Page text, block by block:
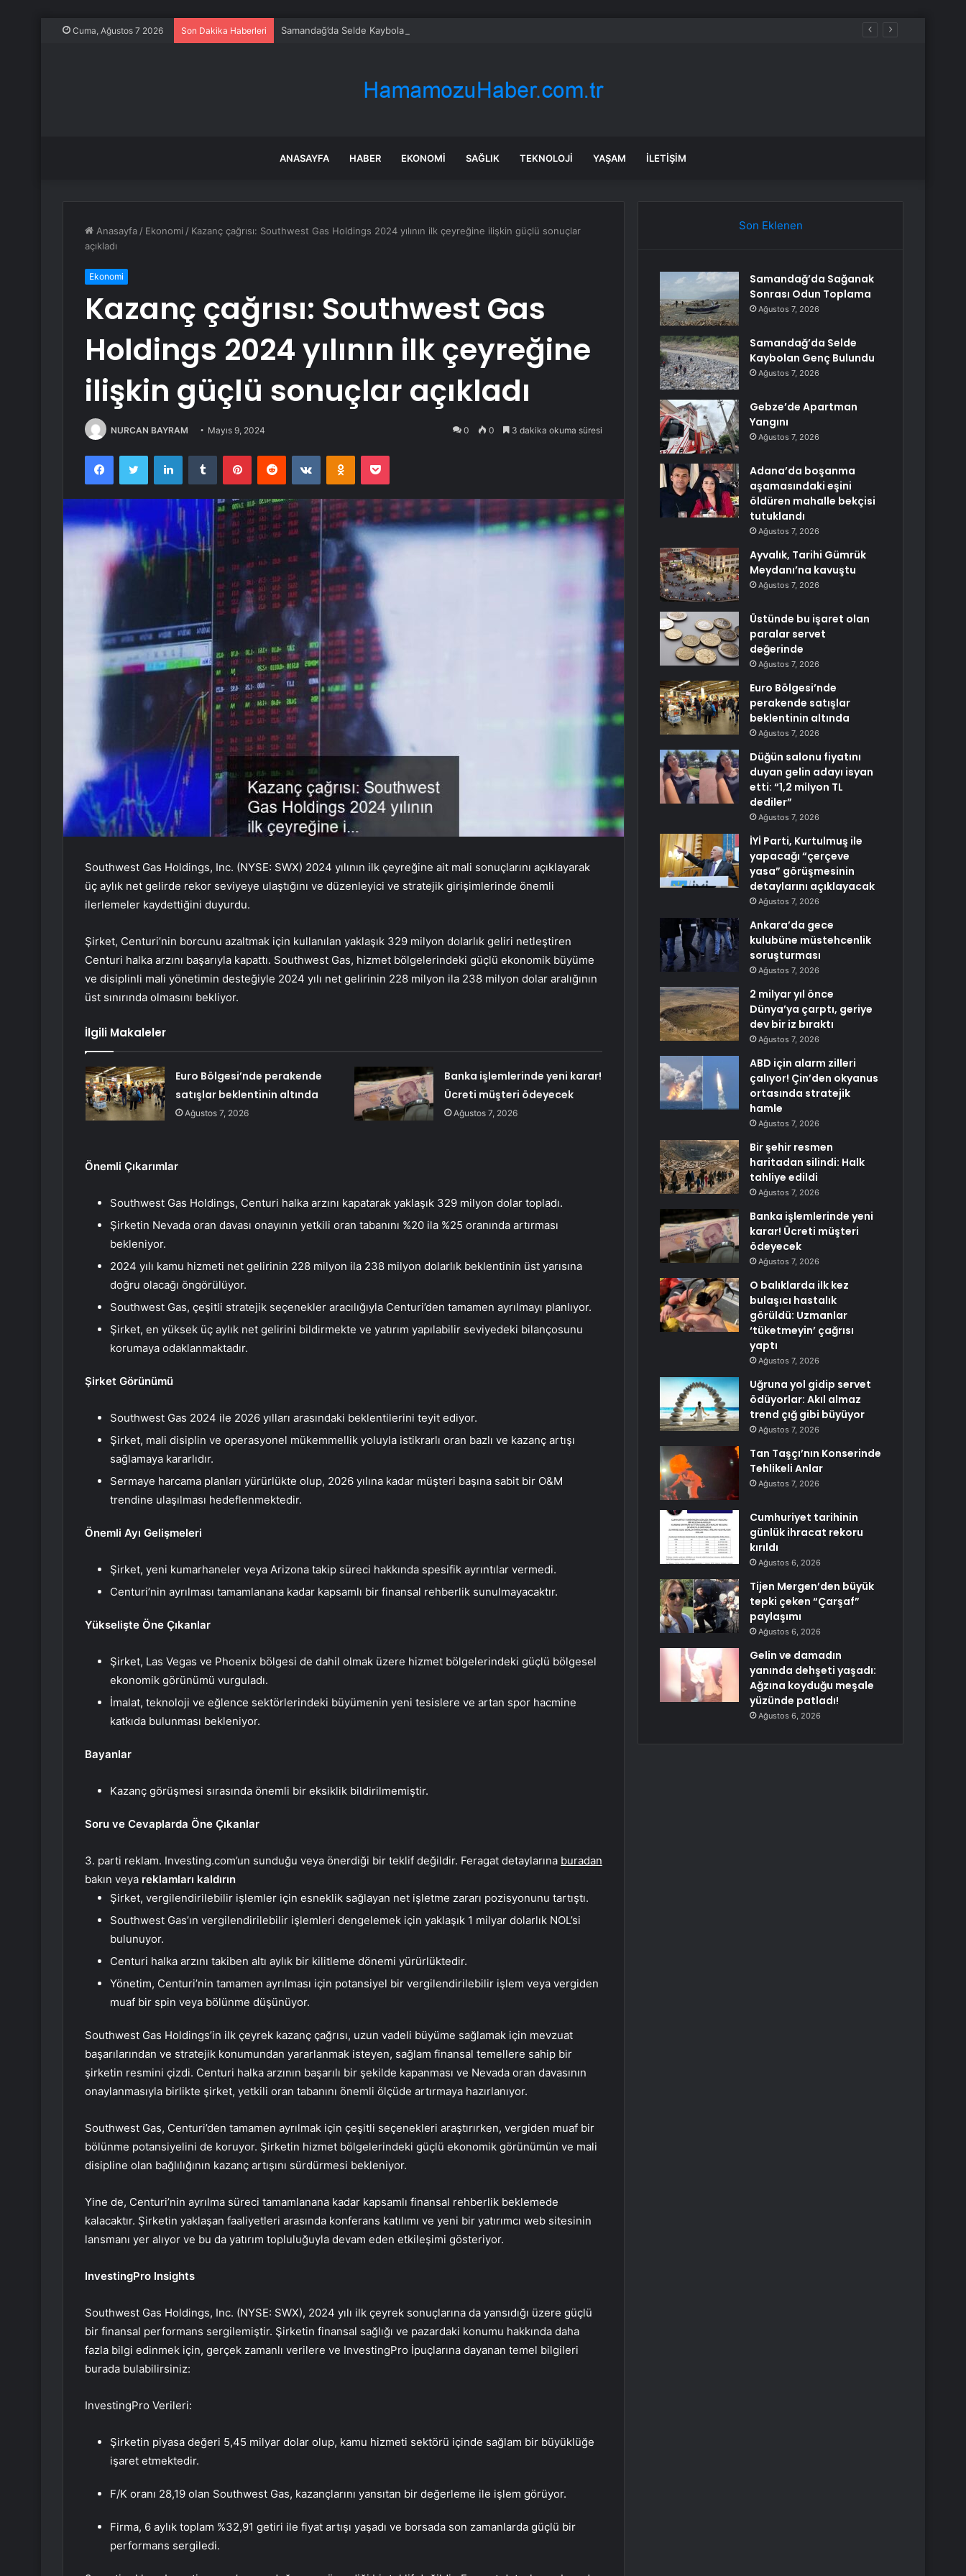
Cuma, Ağustos 7 2026 Son Dakika Haberleri Samandağ’da Selde Kaybolan Genç Bulundu
ANASAYFA HABER EKONOMI SAĞLIK TEKNOLOJI YAŞAM İLETIŞIM
Anasayfa / Ekonomi / Kazanç çağrısı: Southwest Gas Holdings 2024 yılının ilk çeyreğine ilişkin güçlü sonuçlar
açıkladı
Ekonomi
Kazanç çağrısı: Southwest Gas
Holdings 2024 yılının ilk çeyreğine
ilişkin güçlü sonuçlar açıkladı
NURCAN BAYRAM Mayıs 9, 2024 0 0 3 dakika okuma süresi
FacebookTwitter LinkedInTumblr PinterestReddit VKontakteOdnoklassniki
Pocket
Southwest Gas Holdings, Inc. (NYSE: SWX) 2024 yılının ilk çeyreğine ait mali sonuçlarını açıklayarak
üç aylık net gelirde rekor seviyeye ulaştığını ve düzenleyici ve stratejik girişimlerinde önemli
ilerlemeler kaydettiğini duyurdu.
Şirket, Centuri’nin borcunu azaltmak için kullanılan yaklaşık 329 milyon dolarlık geliri netleştiren
Centuri halka arzını başarıyla kapattı. Southwest Gas, hizmet bölgelerindeki güçlü ekonomik büyüme
ve disiplinli mali yönetimin desteğiyle 2024 yılı net gelirinin 228 milyon ila 238 milyon dolar aralığının
üst sınırında olmasını bekliyor.
İlgili Makaleler
Euro Bölgesi’nde perakende
satışlar beklentinin altında
Ağustos 7, 2026
Banka işlemlerinde yeni karar!
Ücreti müşteri ödeyecek
Ağustos 7, 2026
Önemli Çıkarımlar
Southwest Gas Holdings, Centuri halka arzını kapatarak yaklaşık 329 milyon dolar topladı.
Şirketin Nevada oran davası onayının yetkili oran tabanını %20 ila %25 oranında artırması
bekleniyor.
2024 yılı kamu hizmeti net gelirinin 228 milyon ila 238 milyon dolarlık beklentinin üst yarısına
doğru olacağı öngörülüyor.
Southwest Gas, çeşitli stratejik seçenekler aracılığıyla Centuri’den tamamen ayrılmayı planlıyor.
Şirket, en yüksek üç aylık net gelirini bildirmekte ve yatırım yapılabilir seviyedeki bilançosunu
korumaya odaklanmaktadır.
Şirket Görünümü
Southwest Gas 2024 ile 2026 yılları arasındaki beklentilerini teyit ediyor.
Şirket, mali disiplin ve operasyonel mükemmellik yoluyla istikrarlı oran bazlı ve kazanç artışı
sağlamaya kararlıdır.
Sermaye harcama planları yürürlükte olup, 2026 yılına kadar müşteri başına sabit bir O&M
trendine ulaşılması hedeflenmektedir.
Önemli Ayı Gelişmeleri
Şirket, yeni kumarhaneler veya Arizona takip süreci hakkında spesifik ayrıntılar vermedi.
Centuri’nin ayrılması tamamlanana kadar kapsamlı bir finansal rehberlik sunulmayacaktır.
Yükselişte Öne Çıkanlar
Şirket, Las Vegas ve Phoenix bölgesi de dahil olmak üzere hizmet bölgelerindeki güçlü bölgesel
ekonomik görünümü vurguladı.
İmalat, teknoloji ve eğlence sektörlerindeki büyümenin yeni tesislere ve artan spor hacmine
katkıda bulunması bekleniyor.
Bayanlar
Kazanç görüşmesi sırasında önemli bir eksiklik bildirilmemiştir.
Soru ve Cevaplarda Öne Çıkanlar
3. parti reklam. Investing.com’un sunduğu veya önerdiği bir teklif değildir. Feragat detaylarına buradan
bakın veya reklamları kaldırın
Şirket, vergilendirilebilir işlemler için esneklik sağlayan net işletme zararı pozisyonunu tartıştı.
Southwest Gas’ın vergilendirilebilir işlemleri dengelemek için yaklaşık 1 milyar dolarlık NOL’si
bulunuyor.
Centuri halka arzını takiben altı aylık bir kilitleme dönemi yürürlüktedir.
Yönetim, Centuri’nin tamamen ayrılması için potansiyel bir vergilendirilebilir işlem veya vergiden
muaf bir spin veya bölünme düşünüyor.
Southwest Gas Holdings’in ilk çeyrek kazanç çağrısı, uzun vadeli büyüme sağlamak için mevzuat
başarılarından ve stratejik konumundan yararlanmak isteyen, sağlam finansal temellere sahip bir
şirketin resmini çizdi. Centuri halka arzının başarılı bir şekilde kapanması ve Nevada oran davasının
onaylanmasıyla birlikte şirket, yetkili oran tabanını önemli ölçüde artırmaya hazırlanıyor.
Southwest Gas, Centuri’den tamamen ayrılmak için çeşitli seçenekleri araştırırken, vergiden muaf bir
bölünme potansiyelini de koruyor. Şirketin hizmet bölgelerindeki güçlü ekonomik görünümün ve mali
disipline olan bağlılığının kazanç artışını sürdürmesi bekleniyor.
Yine de, Centuri’nin ayrılma süreci tamamlanana kadar kapsamlı finansal rehberlik beklemede
kalacaktır. Şirketin yaklaşan faaliyetleri arasında konferans katılımı ve yeni bir yatırımcı web sitesinin
lansmanı yer alıyor ve bu da yatırım topluluğuyla devam eden etkileşimi gösteriyor.
InvestingPro Insights
Southwest Gas Holdings, Inc. (NYSE: SWX), 2024 yılı ilk çeyrek sonuçlarına da yansıdığı üzere güçlü
bir finansal performans sergilemiştir. Şirketin finansal sağlığı ve pazardaki konumu hakkında daha
fazla bilgi edinmek için, gerçek zamanlı verilere ve InvestingPro İpuçlarına dayanan temel bilgileri
burada bulabilirsiniz:
InvestingPro Verileri:
Şirketin piyasa değeri 5,45 milyar dolar olup, kamu hizmeti sektörü içinde sağlam bir büyüklüğe
işaret etmektedir.
F/K oranı 28,19 olan Southwest Gas, kazançlarını yansıtan bir değerleme ile işlem görüyor.
Firma, 6 aylık toplam %32,91 getiri ile fiyat artışı yaşadı ve borsada son zamanlarda güçlü bir
performans sergiledi.
Son Eklenen
Samandağ’da Sağanak
Sonrası Odun Toplama
Ağustos 7, 2026
Samandağ’da Selde
Kaybolan Genç Bulundu
Ağustos 7, 2026
Gebze’de Apartman
Yangını
Ağustos 7, 2026
Adana’da boşanma
aşamasındaki eşini
öldüren mahalle bekçisi
tutuklandı
Ağustos 7, 2026
Ayvalık, Tarihi Gümrük
Meydanı’na kavuştu
Ağustos 7, 2026
Üstünde bu işaret olan
paralar servet
değerinde
Ağustos 7, 2026
Euro Bölgesi’nde
perakende satışlar
beklentinin altında
Ağustos 7, 2026
Düğün salonu fiyatını
duyan gelin adayı isyan
etti: “1,2 milyon TL
dediler”
Ağustos 7, 2026
İYİ Parti, Kurtulmuş ile
yapacağı “çerçeve
yasa” görüşmesinin
detaylarını açıklayacak
Ağustos 7, 2026
Ankara’da gece
kulubüne müstehcenlik
soruşturması
Ağustos 7, 2026
2 milyar yıl önce
Dünya’ya çarptı, geriye
dev bir iz bıraktı
Ağustos 7, 2026
ABD için alarm zilleri
çalıyor! Çin’den okyanus
ortasında stratejik
hamle
Ağustos 7, 2026
Bir şehir resmen
haritadan silindi: Halk
tahliye edildi
Ağustos 7, 2026
Banka işlemlerinde yeni
karar! Ücreti müşteri
ödeyecek
Ağustos 7, 2026
O balıklarda ilk kez
bulaşıcı hastalık
görüldü: Uzmanlar
‘tüketmeyin’ çağrısı
yaptı
Ağustos 7, 2026
Uğruna yol gidip servet
ödüyorlar: Akıl almaz
trend çığ gibi büyüyor
Ağustos 7, 2026
Tan Taşçı’nın Konserinde
Tehlikeli Anlar
Ağustos 7, 2026
Cumhuriyet tarihinin
günlük ihracat rekoru
kırıldı
Ağustos 6, 2026
Tijen Mergen’den büyük
tepki çeken “Çarşaf”
paylaşımı
Ağustos 6, 2026
Gelin ve damadın
yanında dehşeti yaşadı:
Ağzına koyduğu meşale
yüzünde patladı!
Ağustos 6, 2026